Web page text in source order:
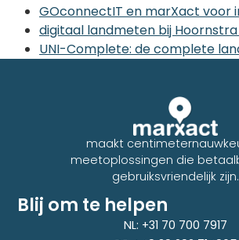
GOconnectIT en marXact voor
digitaal landmeten bij
UNI-Complete: de complete
maakt
meetoplossingen die
gebruiksvriendelijk zijn.
Blij om te helpen
NL: +31 70 700 7917